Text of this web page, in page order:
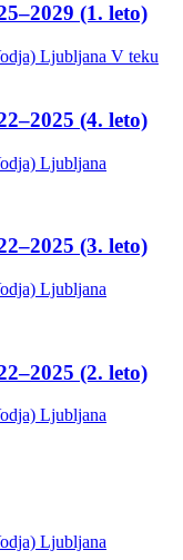
(1. leto)
Ljubljana V teku
(4. leto)
Ljubljana
(3. leto)
Ljubljana
(2. leto)
Ljubljana
Ljubljana